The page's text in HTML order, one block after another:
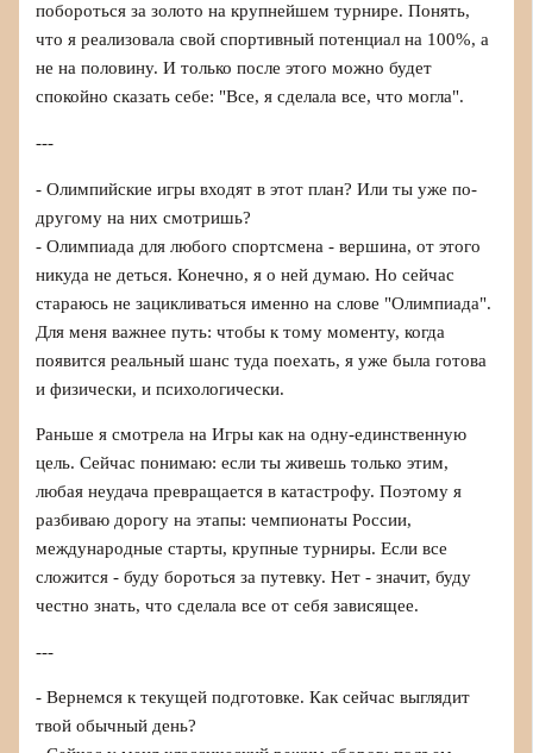
побороться за золото на крупнейшем турнире. Понять,
что я реализовала свой спортивный потенциал на 100%, а
не на половину. И только после этого можно будет
спокойно сказать себе: "Все, я сделала все, что могла".
---
- Олимпийские игры входят в этот план? Или ты уже по-
другому на них смотришь?
- Олимпиада для любого спортсмена - вершина, от этого
никуда не деться. Конечно, я о ней думаю. Но сейчас
стараюсь не зацикливаться именно на слове "Олимпиада".
Для меня важнее путь: чтобы к тому моменту, когда
появится реальный шанс туда поехать, я уже была готова
и физически, и психологически.
Раньше я смотрела на Игры как на одну-единственную
цель. Сейчас понимаю: если ты живешь только этим,
любая неудача превращается в катастрофу. Поэтому я
разбиваю дорогу на этапы: чемпионаты России,
международные старты, крупные турниры. Если все
сложится - буду бороться за путевку. Нет - значит, буду
честно знать, что сделала все от себя зависящее.
---
- Вернемся к текущей подготовке. Как сейчас выглядит
твой обычный день?